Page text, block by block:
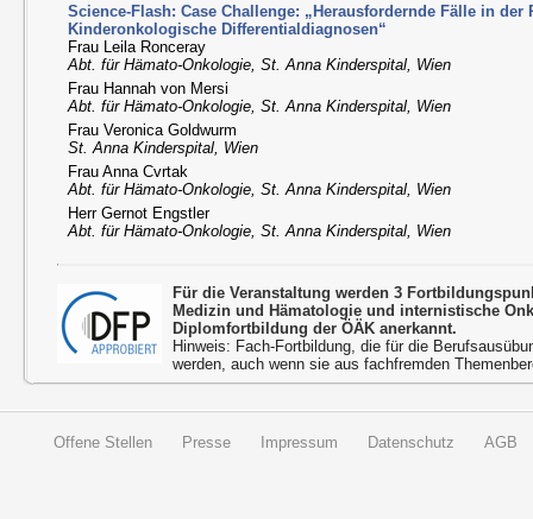
Science-Flash: Case Challenge: „Herausfordernde Fälle in der
Kinderonkologische Differentialdiagnosen“
Frau Leila Ronceray
Abt. für Hämato-Onkologie, St. Anna Kinderspital, Wien
Frau Hannah von Mersi
Abt. für Hämato-Onkologie, St. Anna Kinderspital, Wien
Frau Veronica Goldwurm
St. Anna Kinderspital, Wien
Frau Anna Cvrtak
Abt. für Hämato-Onkologie, St. Anna Kinderspital, Wien
Herr Gernot Engstler
Abt. für Hämato-Onkologie, St. Anna Kinderspital, Wien
Für die Veranstaltung werden 3
Medizin und Hämatologie und internistische
Diplomfortbildung der ÖÄK anerkannt.
Hinweis: Fach-Fortbildung, die für die
werden, auch wenn sie aus fachfremden
Offene Stellen Presse Impressum Datenschutz AGB